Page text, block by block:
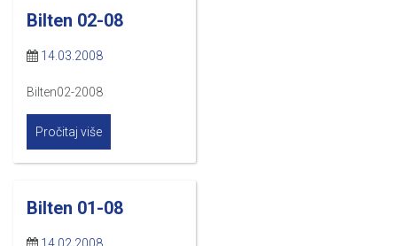
Bilten 02-08
14.03.2008
Bilten02-2008
Pročitaj više
Bilten 01-08